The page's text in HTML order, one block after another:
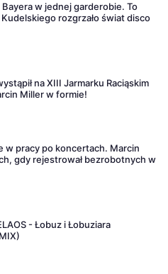
w jednej garderobie. To
rozgrzało świat disco
na XIII Jarmarku Raciąskim
Miller w formie!
w pracy po koncertach. Marcin
gdy rejestrował bezrobotnych w
- Łobuz i Łobuziara